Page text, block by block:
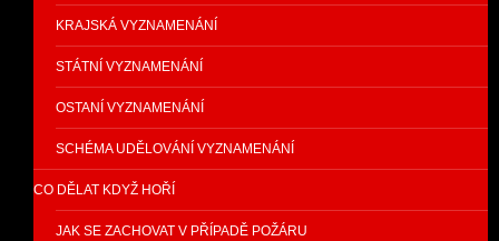
KRAJSKÁ VYZNAMENÁNÍ
STÁTNÍ VYZNAMENÁNÍ
OSTANÍ VYZNAMENÁNÍ
SCHÉMA UDĚLOVÁNÍ VYZNAMENÁNÍ
CO DĚLAT KDYŽ HOŘÍ
JAK SE ZACHOVAT V PŘÍPADĚ POŽÁRU